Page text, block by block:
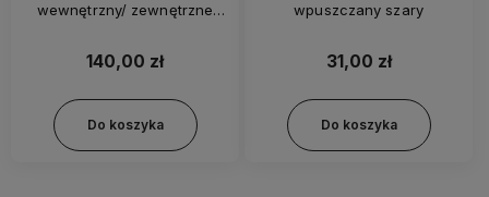
wewnętrzny/ zewnętrzne
natynkowy biały
140,00 zł
Do koszyka
wpuszczany szary
31,00 zł
Do koszyka